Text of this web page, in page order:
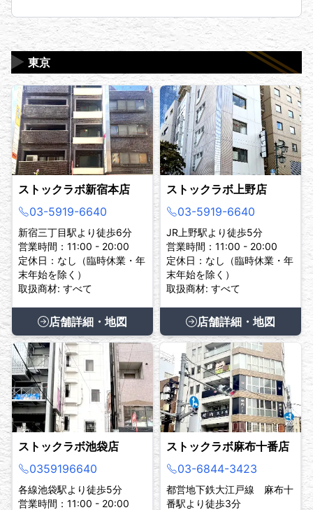
東京
▶
ストックラボ新宿本店
03-5919-6640
新宿三丁目駅より徒歩6分
営業時間：11:00 - 20:00
定休日：なし（臨時休業・年
末年始を除く）
取扱商材: すべて
店舗詳細・地図
ストックラボ上野店
03-5919-6640
JR上野駅より徒歩5分
営業時間：11:00 - 20:00
定休日：なし（臨時休業・年
末年始を除く）
取扱商材: すべて
店舗詳細・地図
ストックラボ池袋店
0359196640
各線池袋駅より徒歩5分
営業時間：11:00 - 20:00
ストックラボ麻布十番店
03-6844-3423
都営地下鉄大江戸線 麻布十
番駅より徒歩3分